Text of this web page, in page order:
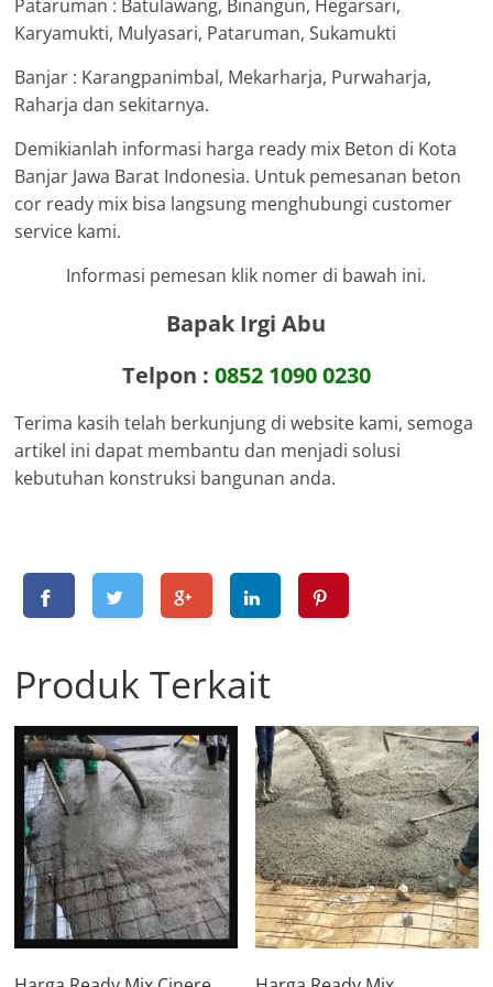
Pataruman : Batulawang, Binangun, Hegarsari,
Karyamukti, Mulyasari, Pataruman, Sukamukti
Banjar : Karangpanimbal, Mekarharja, Purwaharja,
Raharja dan sekitarnya.
Demikianlah informasi harga ready mix Beton di Kota
Banjar Jawa Barat Indonesia. Untuk pemesanan beton
cor ready mix bisa langsung menghubungi customer
service kami.
Informasi pemesan klik nomer di bawah ini.
Bapak Irgi Abu
Telpon : 0852 1090 0230
Terima kasih telah berkunjung di website kami, semoga
artikel ini dapat membantu dan menjadi solusi
kebutuhan konstruksi bangunan anda.
Produk Terkait